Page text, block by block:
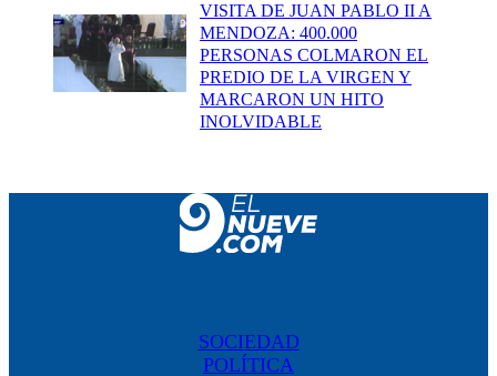
VISITA DE JUAN PABLO II A
MENDOZA: 400.000
PERSONAS COLMARON EL
PREDIO DE LA VIRGEN Y
MARCARON UN HITO
INOLVIDABLE
SOCIEDAD
POLÍTICA